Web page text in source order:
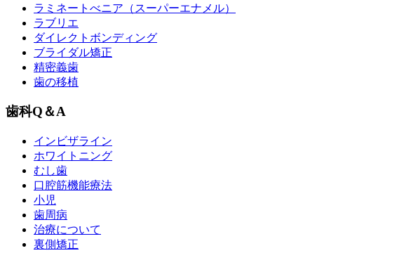
ラミネートべニア （スーパーエナメル）
ラブリエ
ダイレクトボンディング
ブライダル矯正
精密義歯
歯の移植
歯科Q＆A
インビザライン
ホワイトニング
むし歯
口腔筋機能療法
小児
歯周病
治療について
裏側矯正